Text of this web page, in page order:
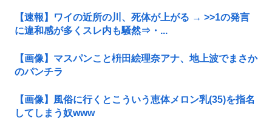
【速報】ワイの近所の川、死体が上がる → >>1の発言
に違和感が多くスレ内も騒然⇒・...
【画像】マスパンこと枡田絵理奈アナ、地上波でまさか
のパンチラ
【画像】風俗に行くとこういう恵体メロン乳(35)を指名
してしまう奴www